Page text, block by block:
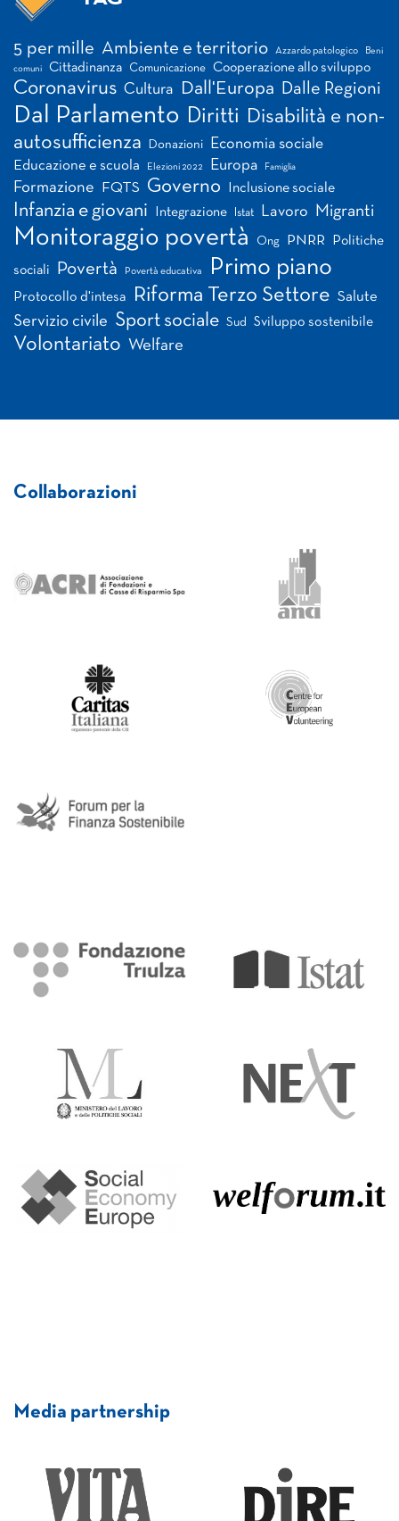
5 per mille Ambiente e territorio Azzardo patologico Beni
comuni Cittadinanza Comunicazione Cooperazione allo sviluppo
Coronavirus Cultura Dall'Europa Dalle Regioni
Dal Parlamento Diritti Disabilità e non-
autosufficienza
Donazioni Economia sociale
Educazione e scuola Elezioni 2022 Europa Famiglia
Formazione FQTS Governo Inclusione sociale
Infanzia e giovani Integrazione Istat Lavoro Migranti
Monitoraggio povertà Ong PNRR Politiche
sociali Povertà Povertà educativa Primo piano
Protocollo d'intesa Riforma Terzo Settore Salute
Servizio civile Sport sociale Sud Sviluppo sostenibile
Volontariato Welfare
Collaborazioni
Media partnership